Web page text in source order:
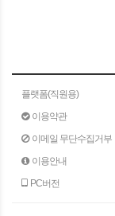
플랫폼(직원용)
이용약관
이메일 무단수집거부
이용안내
PC버전